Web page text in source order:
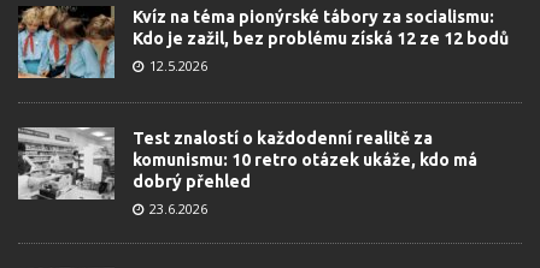
Kvíz na téma pionýrské tábory za socialismu:
Kdo je zažil, bez problému získá 12 ze 12 bodů
12.5.2026
Test znalostí o každodenní realitě za
komunismu: 10 retro otázek ukáže, kdo má
dobrý přehled
23.6.2026